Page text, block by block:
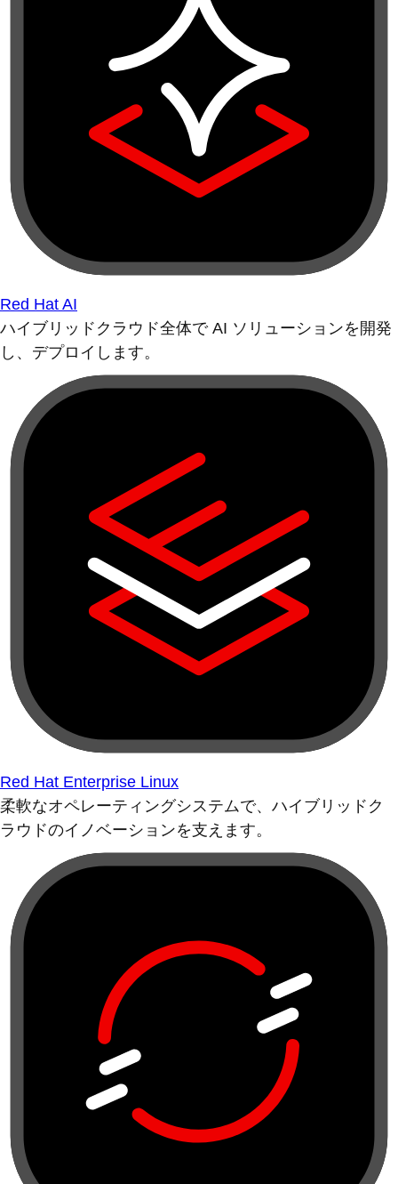
Red Hat AI
ハイブリッドクラウド全体で AI ソリューションを開発
し、デプロイします。
Red Hat Enterprise Linux
柔軟なオペレーティングシステムで、ハイブリッドク
ラウドのイノベーションを支えます。